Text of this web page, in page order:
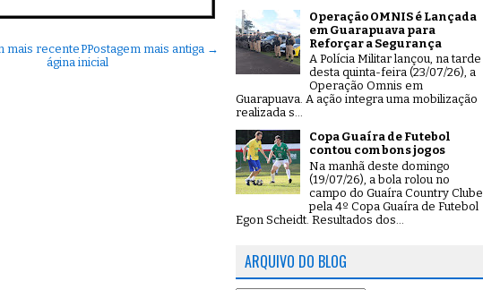
mais recente Postagem mais antiga →
P
ágina inicial
Operação OMNIS é Lançada
em Guarapuava para
Reforçar a Segurança
A Polícia Militar lançou, na tarde
desta quinta-feira (23/07/26), a
Operação Omnis em
Guarapuava. A ação integra uma mobilização
realizada s...
Copa Guaíra de Futebol
contou com bons jogos
Na manhã deste domingo
(19/07/26), a bola rolou no
campo do Guaíra Country Clube
pela 4º Copa Guaíra de Futebol
Egon Scheidt. Resultados dos...
ARQUIVO DO BLOG